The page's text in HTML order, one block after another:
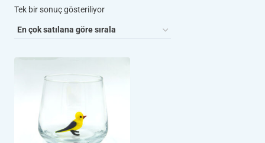
Tek bir sonuç gösteriliyor